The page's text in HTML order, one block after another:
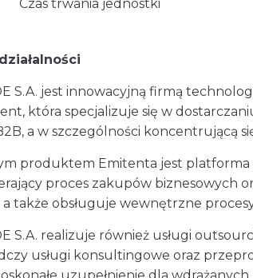
Czas trwania jednostki
S.A. jest innowacyjną firmą
która specjalizuje się w
a w szczególności koncentrującą
produktem Emitenta jest
proces zakupów biznesowych
a także obsługuje wewnętrzne
S.A. realizuje również usługi
usługi konsultingowe oraz